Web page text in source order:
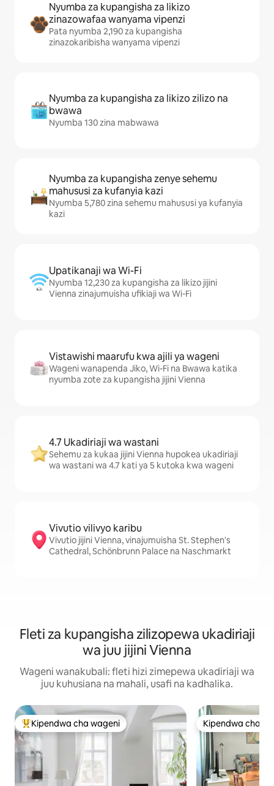
Nyumba za kupangisha za likizo
zinazowafaa wanyama vipenzi
Pata nyumba 2,190 za kupangisha
zinazokaribisha wanyama vipenzi
Nyumba za kupangisha za likizo zilizo na
bwawa
Nyumba 130 zina mabwawa
Nyumba za kupangisha zenye sehemu
mahususi za kufanyia kazi
Nyumba 5,780 zina sehemu mahususi ya kufanyia
kazi
Upatikanaji wa Wi-Fi
Nyumba 12,230 za kupangisha za likizo jijini
Vienna zinajumuisha ufikiaji wa Wi-Fi
Vistawishi maarufu kwa ajili ya wageni
Wageni wanapenda Jiko, Wi-Fi na Bwawa katika
nyumba zote za kupangisha jijini Vienna
4.7 Ukadiriaji wa wastani
Sehemu za kukaa jijini Vienna hupokea ukadiriaji
wa wastani wa 4.7 kati ya 5 kutoka kwa wageni
Vivutio vilivyo karibu
Vivutio jijini Vienna, vinajumuisha St. Stephen's
Cathedral, Schönbrunn Palace na Naschmarkt
Fleti za kupangisha zilizopewa ukadiriaji
wa juu jijini Vienna
Wageni wanakubali: fleti hizi zimepewa ukadiriaji wa
juu kuhusiana na mahali, usafi na kadhalika.
Kipendwa maarufu cha wageni
Kipendwa cha wageni Kipendwa cha
Kipendwa cha